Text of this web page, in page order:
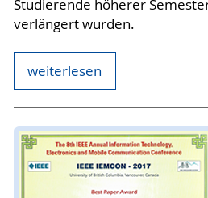
Studierende höherer
verlängert wurden.
weiterlesen